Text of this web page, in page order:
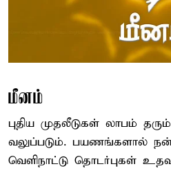
மீனம்
புதிய முதலீடுகள் லாபம்
வலுப்படும். பயணங்களால்
வெளிநாட்டு தொடர்புகள்